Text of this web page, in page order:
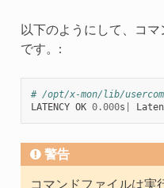
以下のようにして、コ
です。:
# /opt/x-mon/lib/
LATENCY OK 0.000s
警告
コマンドファイルは実